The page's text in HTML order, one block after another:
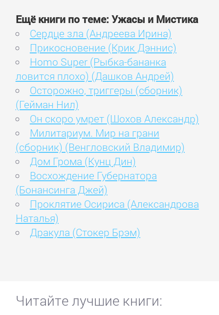
Ещё книги по теме: Ужасы и Мистика
Сердце зла (Андреева Ирина)
Прикосновение (Крик Дэннис)
Homo Super (Рыбка-бананка
ловится плохо) (Дашков Андрей)
Осторожно, триггеры (сборник)
(Гейман Нил)
Он скоро умрет (Шохов Александр)
Милитариум. Мир на грани
(сборник) (Венгловский Владимир)
Дом Грома (Кунц Дин)
Восхождение Губернатора
(Бонансинга Джей)
Проклятие Осириса (Александрова
Наталья)
Дракула (Стокер Брэм)
Читайте лучшие книги: